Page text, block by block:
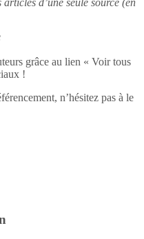
d’une seule source (en
grâce au lien « Voir tous
!
n’hésitez pas à le